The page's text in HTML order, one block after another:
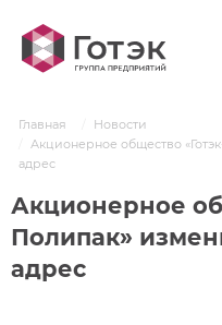
Главная
Новости
Акционерное общество
адрес
Акционерное
Полипак»
адрес